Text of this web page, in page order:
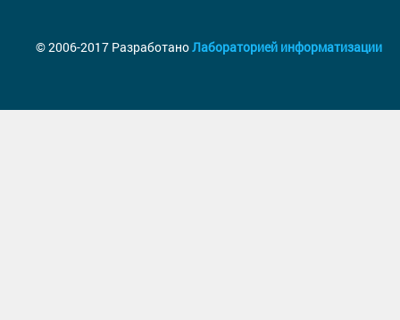
© 2006-2017 РазработаноЛабораторией информатизации